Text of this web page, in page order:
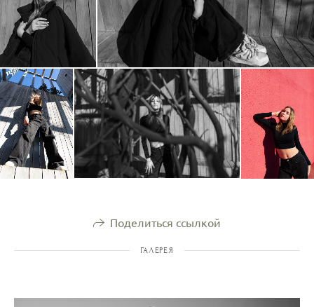
Поделиться ссылкой
ГАЛЕРЕЯ